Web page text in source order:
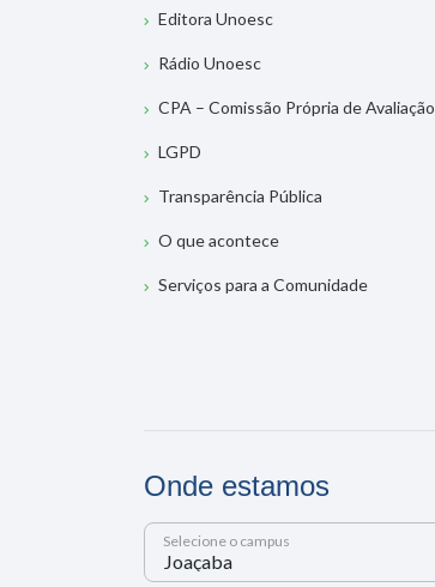
Editora Unoesc
Rádio Unoesc
CPA – Comissão Própria de Avaliação
LGPD
Transparência Pública
O que acontece
Serviços para a Comunidade
Onde estamos
Selecione o campus